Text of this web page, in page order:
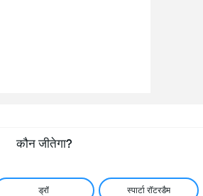
कौन जीतेगा?
ड्रॉ स्पार्टा रॉटरडैम